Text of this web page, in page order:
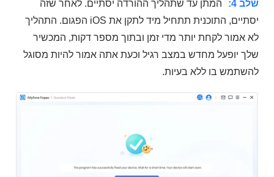
שלב 4:
המתן עד שתהליך ההורדה יסתיים. לאחר שזה
יסתיים, התוכנית תתחיל מיד לתקן את iOS הפגום. התהליך
לא אמור לקחת יותר מדי זמן ובתוך מספר דקות, המכשיר
שלך יופעל מחדש במצב רגיל וכעת אתה אמור להיות מסוגל
להשתמש בו ללא בעיות.